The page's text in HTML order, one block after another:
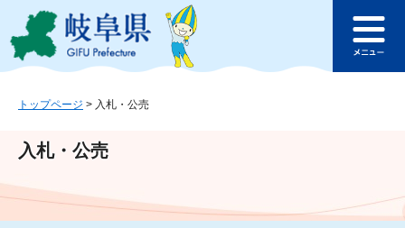
ジ
ュ
文
このページの本文へ
ュ
トップページ > 入札・公売
入札・公売